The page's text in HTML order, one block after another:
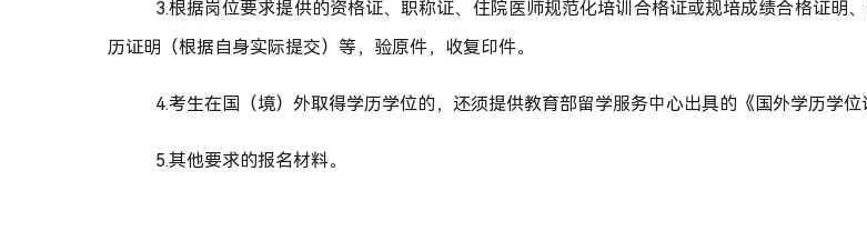
3.根据岗位要求提供的资格证、职称证、住院医师规范化培训合格证或规培成绩合格证明
历证明（根据自身实际提交）等，验原件，收复印件。
4.考生在国（境）外取得学历学位的，还须提供教育部留学服务中心出具的《国外学历学
5.其他要求的报名材料。